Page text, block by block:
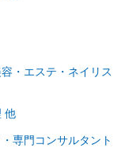
・エステ・ネイリス
他
専門コンサルタント